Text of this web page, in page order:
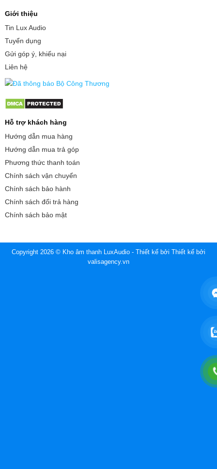
Giới thiệu
Tin Lux Audio
Tuyển dụng
Gửi góp ý, khiếu nại
Liên hệ
Hỗ trợ khách hàng
Hướng dẫn mua hàng
Hướng dẫn mua trả góp
Phương thức thanh toán
Chính sách vận chuyển
Chính sách bảo hành
Chính sách đổi trả hàng
Chính sách bảo mật
Copyright 2026 © Kho âm thanh LuxAudio - Thiết kế bởi Thiết kế bởi
valisagency.vn